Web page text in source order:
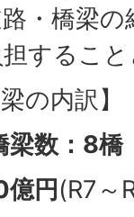
・橋梁
するこ
の内訳】
梁数：8橋
円 (R7～